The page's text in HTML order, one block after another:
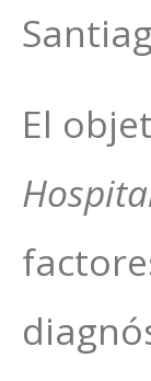
El